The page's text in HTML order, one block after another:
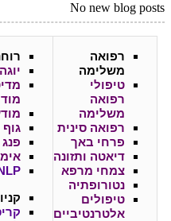
No new blog posts
רפואה
משלימה
טיפולי
רפואה
משלימה
רפואה סינית
פרחי באך
דיאטה ותזונה
צמחי מרפא
נטורופתיה
טיפולים
אלטרנטיביים